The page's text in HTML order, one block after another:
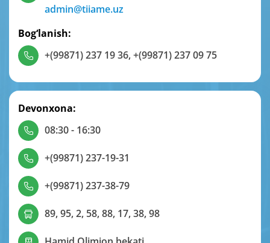
admin@tiiame.uz
Bog‘lanish:
+(99871) 237 19 36,+(99871) 237 09 75
Devonxona:
08:30 - 16:30
+(99871) 237-19-31
+(99871) 237-38-79
89, 95, 2, 58, 88, 17, 38, 98